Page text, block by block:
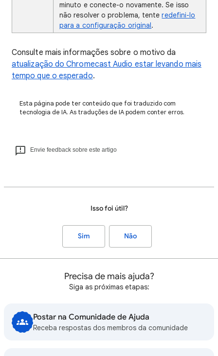
minuto e conecte-o novamente. Se isso
não resolver o problema, tenteredefini-lo
para a configuração original.
Consulte mais informações sobre o motivo da
atualização do Chromecast Audio estar levando mais
tempo que o esperado.
Esta página pode ter conteúdo que foi traduzido com
tecnologia de IA. As traduções de IA podem conter erros.
Envie feedback sobre este artigo
Isso foi útil?
Sim Não
Precisa de mais ajuda?
Siga as próximas etapas:
Postar na Comunidade de Ajuda
Receba respostas dos membros da comunidade